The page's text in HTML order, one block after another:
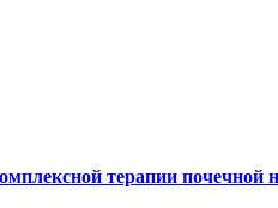
терапии почечной